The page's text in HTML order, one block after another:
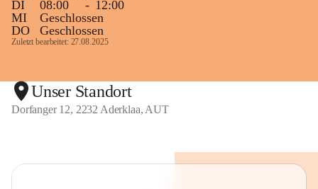
technisch notwendige Betriebszustände so
kurz wie möglich zu halten.
Glück Auf!
DI
08:00 - 12:00
MI
Geschlossen
DO
Geschlossen
Zuletzt bearbeitet: 27.08.2025
Unser Standort
Dorfanger 12, 2232 Aderklaa, AUT